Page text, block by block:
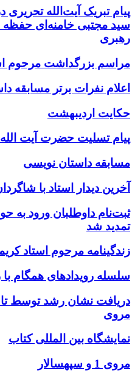
پیام تبریک آیت‌الله
سید مجتبی خامنه‌ای
رهبری
مراسم بزرگداشت مرحوم
اعلام نفرات برتر مسابقه
حکایت اردیبهشت
پیام تسلیت حضرت آیت
مسابقه داستان نویسی
آخرین دیدار استاد با
تمدید شد
زندگینامه مرحوم استاد
سلسله رویدادهای همگام با
دریافت نشان رشد توسط
مروی
نمایشگاه بین المللی کتاب
مروی 1 و سپهسالار